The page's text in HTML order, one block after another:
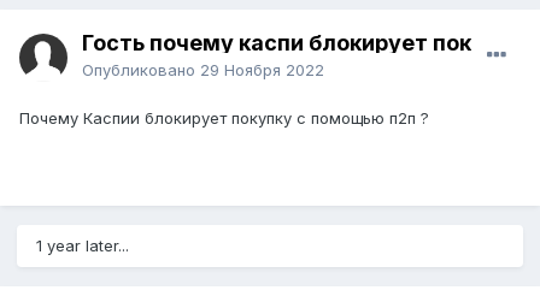
Гость почему каспи блокирует пок
Опубликовано 29 Ноября 2022
Почему Каспии блокирует покупку с помощью п2п ?
1 year later...